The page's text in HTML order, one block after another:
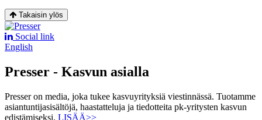
Takaisin ylös
Social link
English
Presser - Kasvun asialla
Presser on media, joka tukee kasvuyrityksiä viestinnässä. Tuotamme
asiantuntijasisältöjä, haastatteluja ja tiedotteita pk-yritysten kasvun
edistämiseksi. LISÄÄ>>